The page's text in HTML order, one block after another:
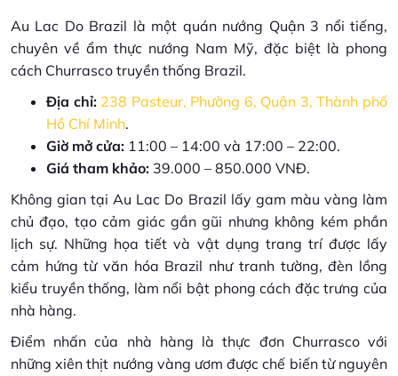
Au Lac Do Brazil là một quán nướng Quận 3 nổi tiếng,
chuyên về ẩm thực nướng Nam Mỹ, đặc biệt là phong
cách Churrasco truyền thống Brazil.
Địa chỉ: 238 Pasteur, Phường 6, Quận 3, Thành phố
Hồ Chí Minh.
Giờ mở cửa: 11:00 – 14:00 và 17:00 – 22:00.
Giá tham khảo: 39.000 – 850.000 VNĐ.
Không gian tại Au Lac Do Brazil lấy gam màu vàng làm
chủ đạo, tạo cảm giác gần gũi nhưng không kém phần
lịch sự. Những họa tiết và vật dụng trang trí được lấy
cảm hứng từ văn hóa Brazil như tranh tường, đèn lồng
kiểu truyền thống, làm nổi bật phong cách đặc trưng của
nhà hàng.
Điểm nhấn của nhà hàng là thực đơn Churrasco với
những xiên thịt nướng vàng ươm được chế biến từ nguyên